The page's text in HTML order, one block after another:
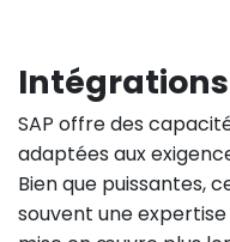
Intégrations
SAP offre des
adaptées aux
Bien que puissantes,
souvent une